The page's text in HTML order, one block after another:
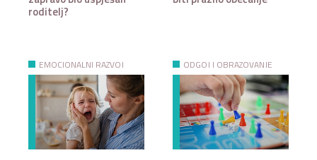
roditelj?
EMOCIONALNI RAZVOJ ODGOJ I OBRAZOVANJE